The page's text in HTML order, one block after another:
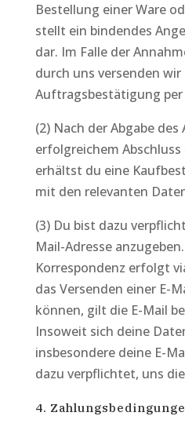
Bestellung einer Ware
stellt ein bindendes
dar. Im Falle der
durch uns versenden wir
Auftragsbestätigung per
(2) Nach der Abgabe
erfolgreichem
erhältst du eine
mit den relevanten
(3) Du bist dazu
Mail-Adresse
Korrespondenz erfolgt
das Versenden einer E-
können, gilt die E-Mail
Insoweit sich deine
insbesondere deine E-
dazu verpflichtet, uns
4.